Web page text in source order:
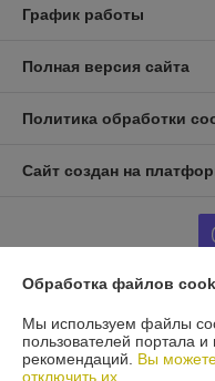
График работы
Полная версия сайта
Политика обработки
Сайт создан на
Информация для
Юридическое лицо:ИП
Минск
Обработка файлов
Мы используем файлы
пользователей портала
рекомендаций. Вы
отключить их.